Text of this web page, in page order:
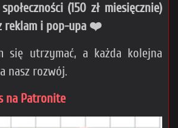
(150 zł miesięcznie)
reklam i pop-upa ❤️
się utrzymać, a każda kolejna
nasz rozwój.
na Patronite